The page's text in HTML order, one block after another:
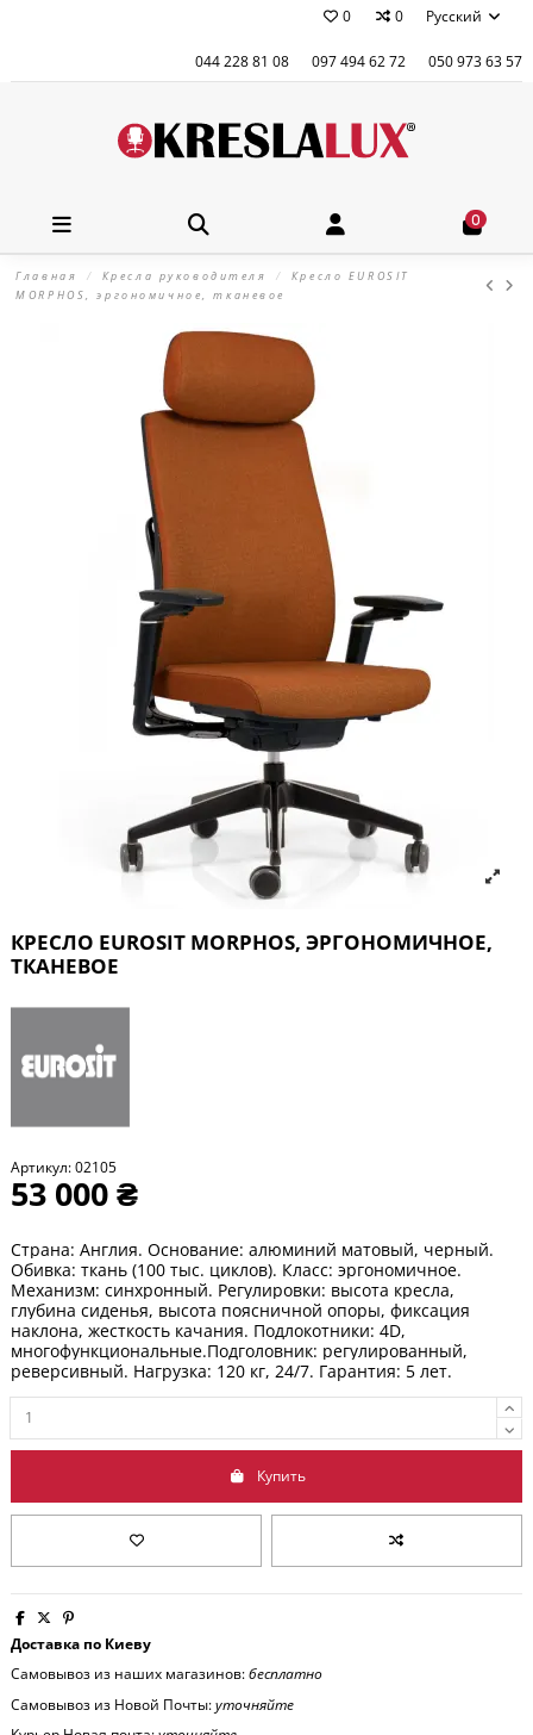
0 0 Русский
044 228 81 08 097 494 62 72 050 973 63 57
0
Главная Кресла руководителя
Кресло EUROSIT
MORPHOS, эргономичное, тканевое
КРЕСЛО EUROSIT MORPHOS, ЭРГОНОМИЧНОЕ,
ТКАНЕВОЕ
Артикул:02105
53 000 ₴
Страна: Англия. Основание: алюминий матовый, черный.
Обивка: ткань (100 тыс. циклов). Класс: эргономичное.
Механизм: синхронный. Регулировки: высота кресла,
глубина сиденья, высота поясничной опоры, фиксация
наклона, жесткость качания. Подлокотники: 4D,
многофункциональные.Подголовник: регулированный,
реверсивный. Нагрузка: 120 кг, 24/7. Гарантия: 5 лет.
Купить
Доставка по Киеву
Самовывоз из наших магазинов:бесплатно
Самовывоз из Новой Почты:уточняйте